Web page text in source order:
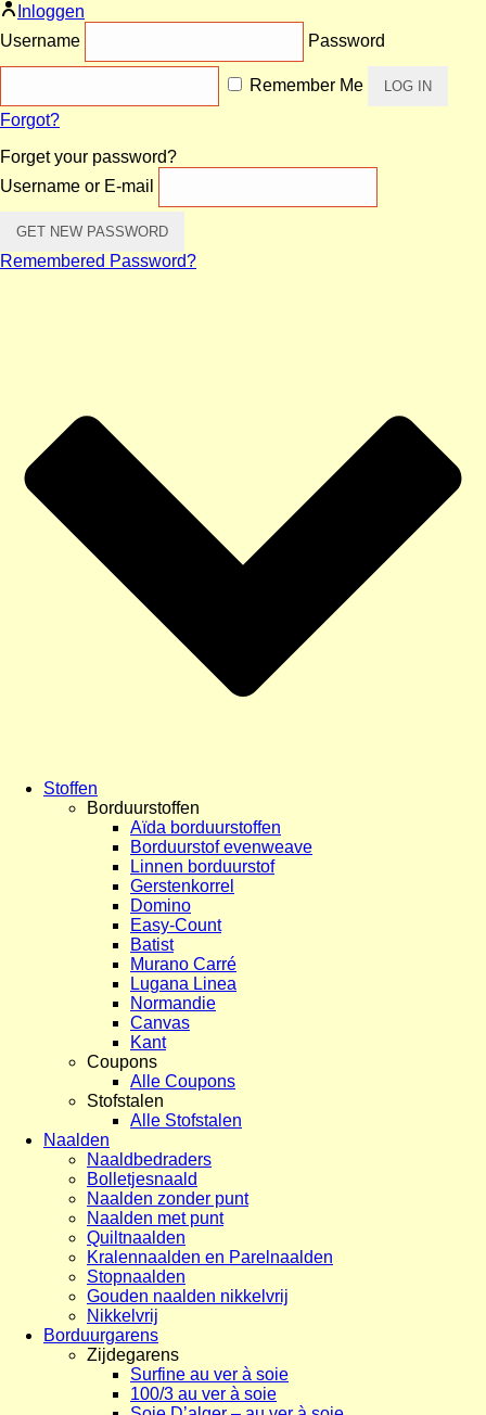
Inloggen
Username
Password
Remember Me
Forgot?
Forget your password?
Username or E-mail
Remembered Password?
Stoffen
Borduurstoffen
Aïda borduurstoffen
Borduurstof evenweave
Linnen borduurstof
Gerstenkorrel
Domino
Easy-Count
Batist
Murano Carré
Lugana Linea
Normandie
Canvas
Kant
Coupons
Alle Coupons
Stofstalen
Alle Stofstalen
Naalden
Naaldbedraders
Bolletjesnaald
Naalden zonder punt
Naalden met punt
Quiltnaalden
Kralennaalden en Parelnaalden
Stopnaalden
Gouden naalden nikkelvrij
Nikkelvrij
Borduurgarens
Zijdegarens
Surfine au ver à soie
100/3 au ver à soie